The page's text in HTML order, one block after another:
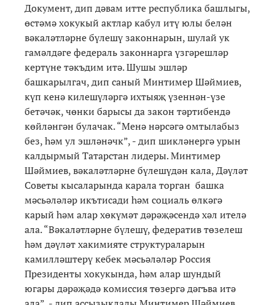
Документ, дип дәвам итте республика башлыгы,
өстәмә хокукый актлар кабул итү юлы белән
вәкаләтләрне бүлешү законнарын, шулай ук
гамәлдәге федераль законнарга үзгәрешләр
кертүне тәкъдим итә. Шушы эшләр
башкарылгач, дип саный Минтимер Шәймиев,
күп кенә килешүләргә ихтыяҗ үзеннән-үзе
бетәчәк, чөнки барысы да закон тәртибендә
көйләнгән булачак. “Менә нәрсәгә омтылабыз
без, һәм ул эшләнәчк”, - дип шикләнергә урын
калдырмый Татарстан лидеры. Минтимер
Шәймиев, вәкаләтләрне бүлешүдән кала, Дәүләт
Советы кысаларында карала торган башка
мәсьәләләр икътисади һәм социаль өлкәгә
карый һәм алар хөкүмәт дәрәҗәсендә хәл ителә
ала. “Вәкаләтләрне бүлешү, федератив төзелеш
һәм дәүләт хакимияте структураларын
камилләштерү кебек мәсьәләләр Россия
Президенты хокукында, һәм алар шундый
югары дәрәҗәдә комиссия төзергә дәгъва итә